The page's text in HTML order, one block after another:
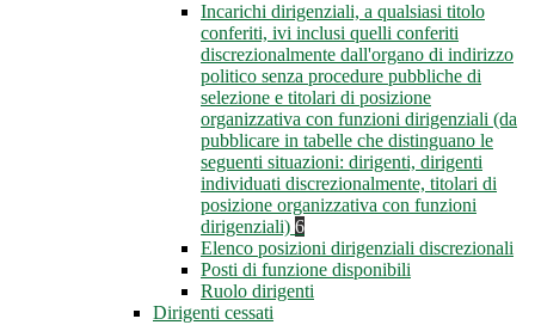
Incarichi dirigenziali, a qualsiasi titolo
conferiti, ivi inclusi quelli conferiti
discrezionalmente dall'organo di indirizzo
politico senza procedure pubbliche di
selezione e titolari di posizione
organizzativa con funzioni dirigenziali (da
pubblicare in tabelle che distinguano le
seguenti situazioni: dirigenti, dirigenti
individuati discrezionalmente, titolari di
posizione organizzativa con funzioni
dirigenziali) 6
Elenco posizioni dirigenziali discrezionali
Posti di funzione disponibili
Ruolo dirigenti
Dirigenti cessati